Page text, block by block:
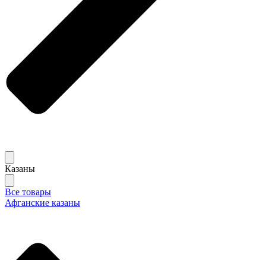
Казаны
Все товары
Афганские казаны